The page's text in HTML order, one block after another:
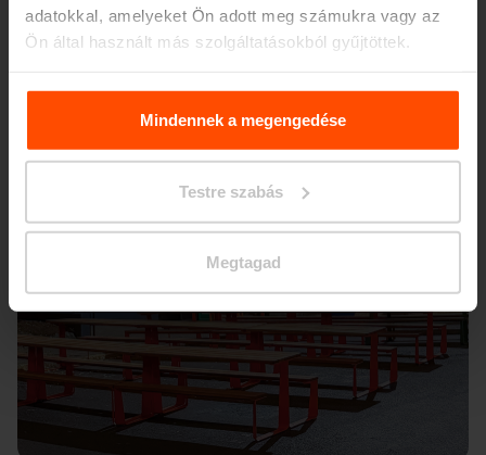
adatokkal, amelyeket Ön adott meg számukra vagy az
Ön által használt más szolgáltatásokból gyűjtöttek.
További információért kérjük, látogasson el aPrinciples
Relating to the Processing. Personal Data
Mindennek a megengedése
Testre szabás
Megtagad